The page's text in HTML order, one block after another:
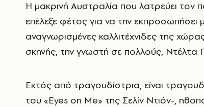
Η μακρινή Αυστραλία που λατρεύει τον πανευρωπαϊκό μουσικό διαγωνισμό
επέλεξε φέτος για να την εκπροσωπήσει
αναγνωρισμένες καλλιτέχνιδες της
σκηνής, την γνωστή σε πολλούς, Ντέλτα
Εκτός από τραγουδίστρια, είναι
του «Eyes on Me» της Σελίν Ντιόν-,